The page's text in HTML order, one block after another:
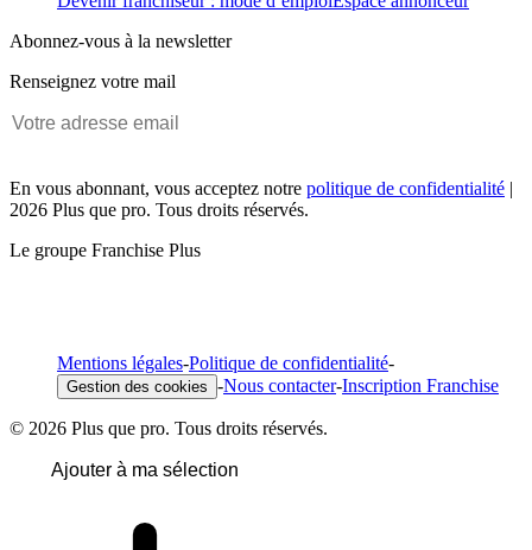
Abonnez-vous à la newsletter
Renseignez votre mail
En vous abonnant, vous acceptez notre politique de confidentialité |
2026 Plus que pro. Tous droits réservés.
Le groupe Franchise Plus
Mentions légales-Politique de confidentialité-
Gestion des cookies -Nous contacter-Inscription Franchise
© 2026 Plus que pro. Tous droits réservés.
Ajouter à ma sélection